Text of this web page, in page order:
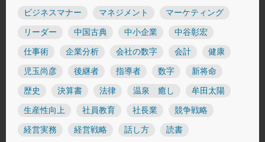
ビジネスマナー マネジメント マーケティング
リーダー 中国古典 中小企業 中谷彰宏
仕事術 企業分析 会社の数字 会計 健康
児玉尚彦 後継者 指導者 数字 新将命
歴史 決算書 法律 温泉 癒し 牟田太陽
生産性向上 社員教育 社長業 競争戦略
経営実務 経営戦略 話し方 読書